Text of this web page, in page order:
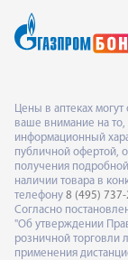
Цены в аптеках
ваше внимание на то,
информационный
публичной офертой,
получения
наличии товара в
телефону 8 (495)
Согласно
"Об утверждении
розничной торговли
применения